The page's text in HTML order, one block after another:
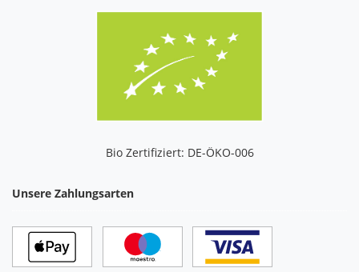
Bio Zertifiziert: DE-ÖKO-006
Unsere Zahlungsarten